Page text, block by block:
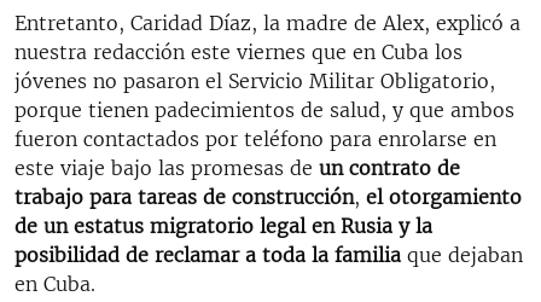
Entretanto, Caridad Díaz, la madre de Alex, explicó a
nuestra redacción este viernes que en Cuba los
jóvenes no pasaron el Servicio Militar Obligatorio,
porque tienen padecimientos de salud, y que ambos
fueron contactados por teléfono para enrolarse en
este viaje bajo las promesas de un contrato de
trabajo para tareas de construcción, el otorgamiento
de un estatus migratorio legal en Rusia y la
posibilidad de reclamar a toda la familia que dejaban
en Cuba.